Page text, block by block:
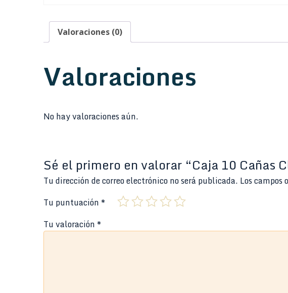
Valoraciones (0)
Valoraciones
No hay valoraciones aún.
Sé el primero en valorar “Caja 10 Cañas
Tu dirección de correo electrónico no será publicada. Los campos
Tu puntuación *
Tu valoración *